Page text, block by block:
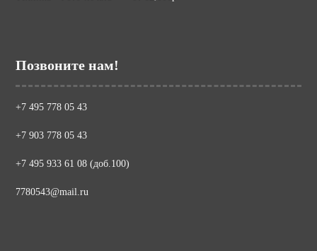
Позвоните нам!
+7 495 778 05 43
+7 903 778 05 43
+7 495 933 61 08 (доб.100)
7780543@mail.ru